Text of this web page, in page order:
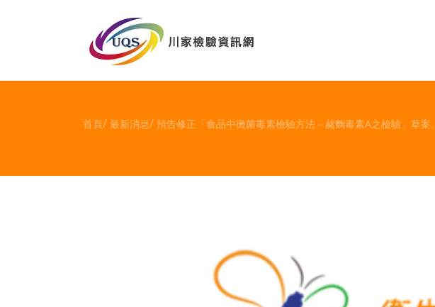
首頁 最新消息 預告修正「食品中黴菌毒素檢驗方法－赭麴毒素A之檢驗」草案。